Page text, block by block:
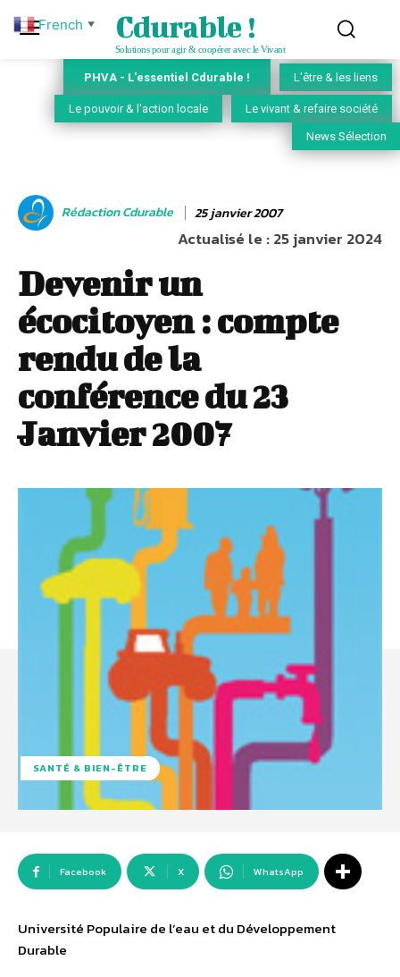
Cdurable !
Solutions pour agir & coopérer avec le Vivant
PHVA - L'essentiel Cdurable ! L'être & les liens
Le pouvoir & l'action locale Le vivant & refaire société
News Sélection
Rédaction Cdurable 25 janvier 2007
Actualisé le :25 janvier 2024
Devenir un
écocitoyen : compte
rendu de la
conférence du 23
Janvier 2007
SANTÉ & BIEN-ÊTRE
Facebook X WhatsApp
Université Populaire de l’eau et du Développement
Durable
French ▼